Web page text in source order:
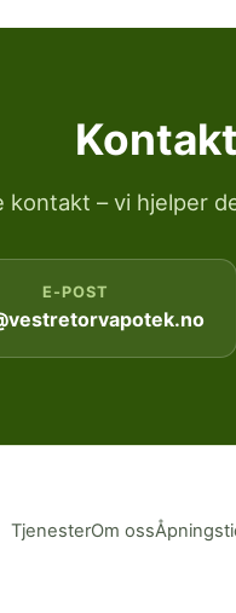
kontakt – vi hjelper
E-POST
TjenesterOm oss